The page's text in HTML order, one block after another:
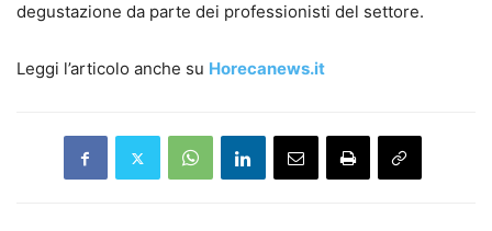
degustazione da parte dei professionisti del settore.
Leggi l’articolo anche su Horecanews.it